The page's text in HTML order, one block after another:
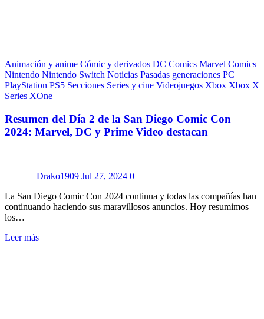
Animación y anime Cómic y derivados DC Comics Marvel Comics
Nintendo Nintendo Switch Noticias Pasadas generaciones PC
PlayStation PS5 Secciones Series y cine Videojuegos Xbox Xbox X
Series XOne
Resumen del Día 2 de la San Diego Comic Con
2024: Marvel, DC y Prime Video destacan
Drako1909 Jul 27, 2024 0
La San Diego Comic Con 2024 continua y todas las compañías han
continuando haciendo sus maravillosos anuncios. Hoy resumimos
los…
Leer más